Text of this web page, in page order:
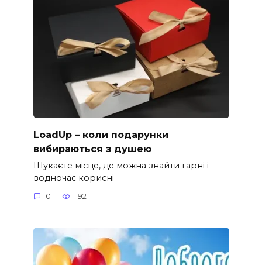
LoadUp – коли подарунки
вибираються з душею
Шукаєте місце, де можна знайти гарні і
водночас корисні
0 192